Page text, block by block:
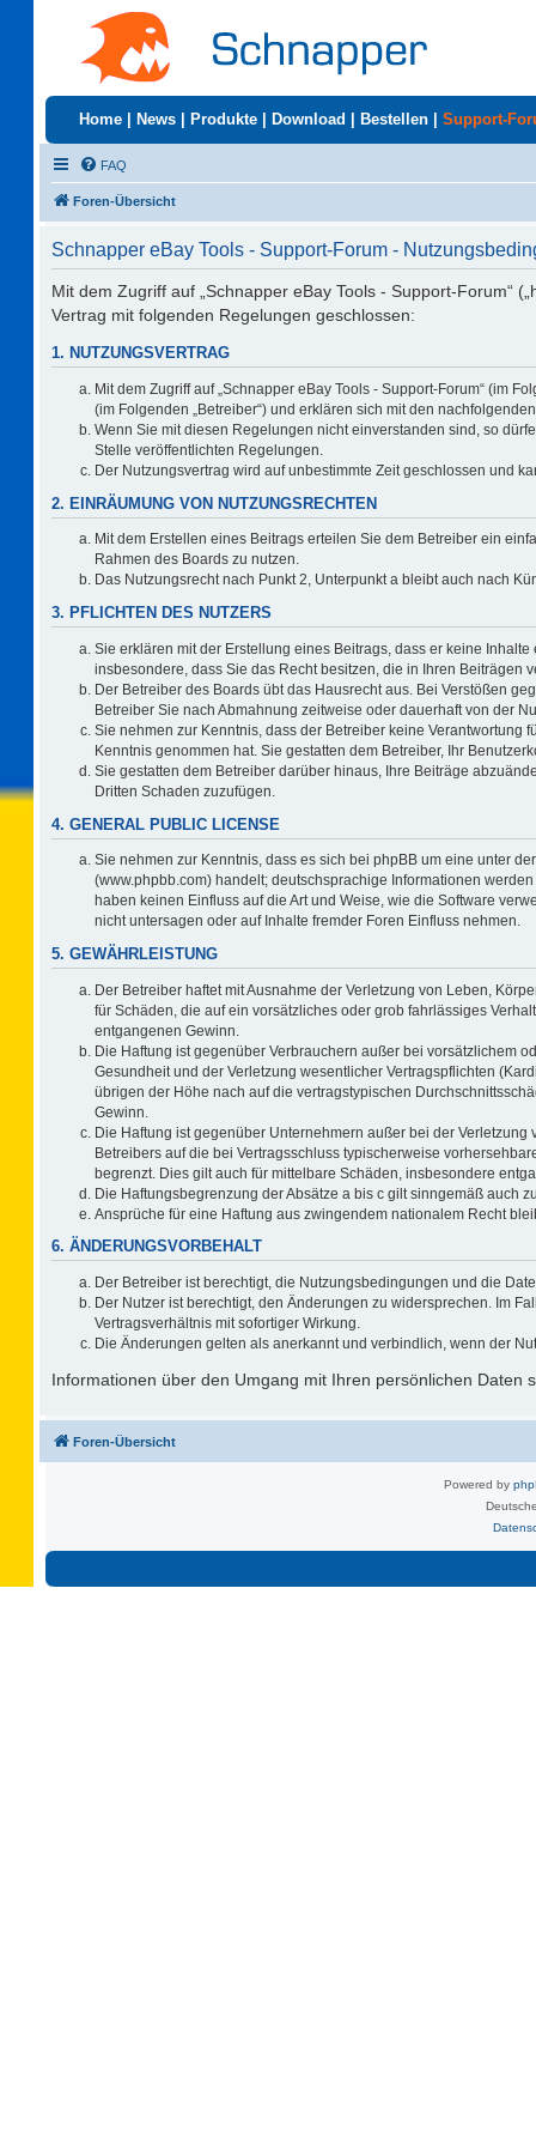
Home News Produkte Download Bestellen Support-
FAQ
Foren-Übersicht
Schnapper eBay Tools - Support-Forum -
Mit dem Zugriff auf „Schnapper eBay Tools - Support-Forum“
Vertrag mit folgenden Regelungen geschlossen:
1. NUTZUNGSVERTRAG
Mit dem Zugriff auf „Schnapper eBay Tools - Support-Forum“ (im
(im Folgenden „Betreiber“) und erklären sich mit den
Wenn Sie mit diesen Regelungen nicht einverstanden sind, so
Stelle veröffentlichten Regelungen.
Der Nutzungsvertrag wird auf unbestimmte Zeit geschlossen und
2. EINRÄUMUNG VON NUTZUNGSRECHTEN
Mit dem Erstellen eines Beitrags erteilen Sie dem Betreiber ein
Rahmen des Boards zu nutzen.
Das Nutzungsrecht nach Punkt 2, Unterpunkt a bleibt auch nach
3. PFLICHTEN DES NUTZERS
Sie erklären mit der Erstellung eines Beitrags, dass er keine
insbesondere, dass Sie das Recht besitzen, die in Ihren Beiträgen
Der Betreiber des Boards übt das Hausrecht aus. Bei Verstößen
Betreiber Sie nach Abmahnung zeitweise oder dauerhaft von der
Sie nehmen zur Kenntnis, dass der Betreiber keine Verantwortung
Kenntnis genommen hat. Sie gestatten dem Betreiber, Ihr
Sie gestatten dem Betreiber darüber hinaus, Ihre Beiträge
Dritten Schaden zuzufügen.
4. GENERAL PUBLIC LICENSE
Sie nehmen zur Kenntnis, dass es sich bei phpBB um eine unter der
(www.phpbb.com) handelt; deutschsprachige Informationen
haben keinen Einfluss auf die Art und Weise, wie die Software
nicht untersagen oder auf Inhalte fremder Foren Einfluss nehmen.
5. GEWÄHRLEISTUNG
Der Betreiber haftet mit Ausnahme der Verletzung von Leben,
für Schäden, die auf ein vorsätzliches oder grob fahrlässiges
entgangenen Gewinn.
Die Haftung ist gegenüber Verbrauchern außer bei vorsätzlichem
Gesundheit und der Verletzung wesentlicher Vertragspflichten
übrigen der Höhe nach auf die vertragstypischen
Gewinn.
Die Haftung ist gegenüber Unternehmern außer bei der
Betreibers auf die bei Vertragsschluss typischerweise
begrenzt. Dies gilt auch für mittelbare Schäden, insbesondere
Die Haftungsbegrenzung der Absätze a bis c gilt sinngemäß auch
Ansprüche für eine Haftung aus zwingendem nationalem Recht
6. ÄNDERUNGSVORBEHALT
Der Betreiber ist berechtigt, die Nutzungsbedingungen und die
Der Nutzer ist berechtigt, den Änderungen zu widersprechen. Im
Vertragsverhältnis mit sofortiger Wirkung.
Die Änderungen gelten als anerkannt und verbindlich, wenn der
Informationen über den Umgang mit Ihren persönlichen Daten
Foren-Übersicht
Powered by